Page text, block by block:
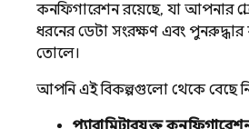
কনফিগারেশন রয়েছে, যা আপনার
ধরনের ডেটা সংরক্ষণ এবং
তোলে।
আপনি এই বিকল্পগুলো থেকে বেছে